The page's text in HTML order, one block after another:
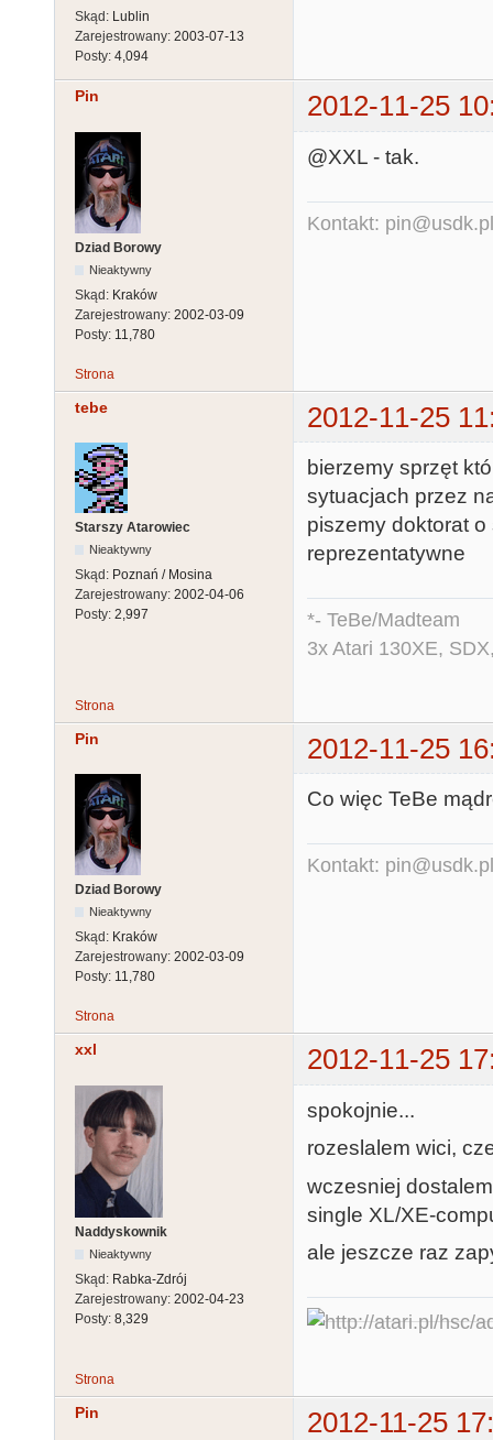
Skąd: Lublin
Zarejestrowany: 2003-07-13
Posty: 4,094
Pin 2012-11-25
Dziad Borowy
Nieaktywny
Skąd: Kraków
Zarejestrowany: 2002-03-09
Posty: 11,780
@XXL - tak.
Kontakt: pin@usdk.pl
Strona
tebe 2012-11-25
Starszy Atarowiec
Nieaktywny
Skąd: Poznań / Mosina
Zarejestrowany: 2002-04-06
Posty: 2,997
bierzemy sprzęt
sytuacjach przez
piszemy doktorat
reprezentatywne
*- TeBe/Madteam
3x Atari 130XE,
Strona
Pin 2012-11-25
Dziad Borowy
Nieaktywny
Skąd: Kraków
Zarejestrowany: 2002-03-09
Posty: 11,780
Co więc TeBe
Kontakt: pin@usdk.pl
Strona
xxl 2012-11-25
Naddyskownik
Nieaktywny
Skąd: Rabka-Zdrój
Zarejestrowany: 2002-04-23
Posty: 8,329
spokojnie...
rozeslalem wici,
wczesniej
single XL/XE-
ale jeszcze raz
Strona
Pin
2012-11-25